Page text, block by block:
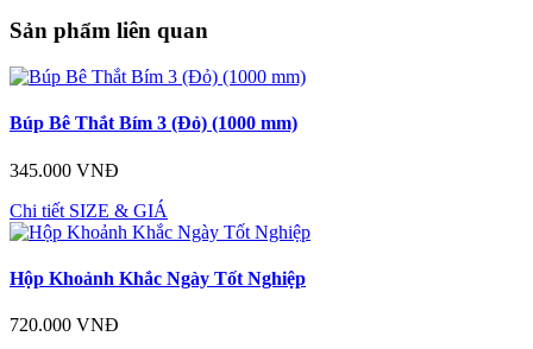
Sản phẩm liên quan
Búp Bê Thắt Bím 3 (Đỏ) (1000 mm)
345.000 VNĐ
Chi tiết SIZE & GIÁ
Hộp Khoảnh Khắc Ngày Tốt Nghiệp
720.000 VNĐ